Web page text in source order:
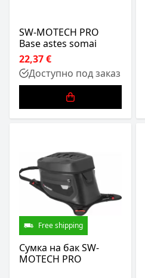
SW-MOTECH PRO
Base astes somai
22,37 €
Доступно под заказ
Free shipping
Сумка на бак SW-
MOTECH PRO